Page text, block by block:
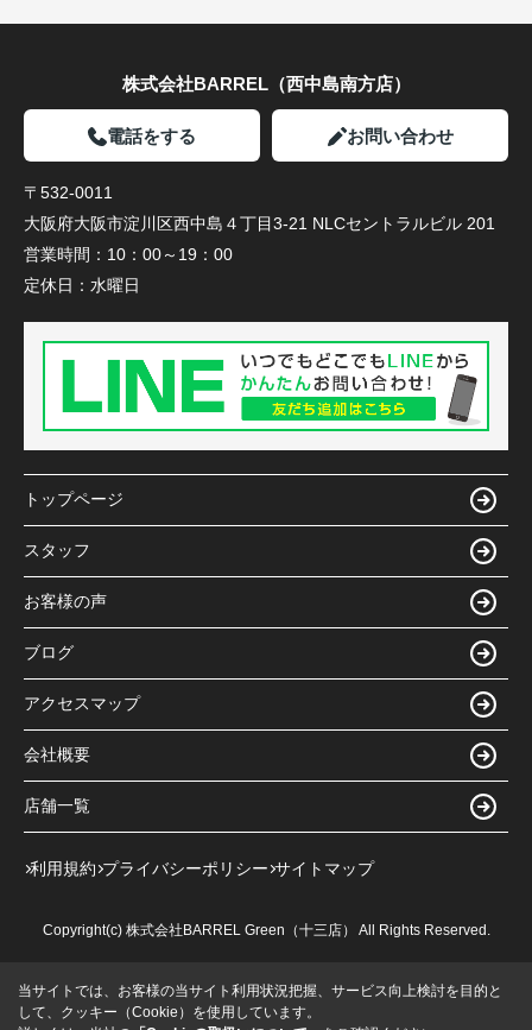
株式会社BARREL（西中島南方店）
電話をする お問い合わせ
〒532-0011
大阪府大阪市淀川区西中島４丁目3-21 NLCセントラルビル 201
営業時間： 10：00～19：00
定休日： 水曜日
トップページ
スタッフ
お客様の声
ブログ
アクセスマップ
会社概要
店舗一覧
利用規約 プライバシーポリシー サイトマップ
Copyright(c) 株式会社BARREL Green（十三店） All Rights Reserved.
当サイトでは、お客様の当サイト利用状況把握、サービス向上検討を目的と
して、クッキー（Cookie）を使用しています。